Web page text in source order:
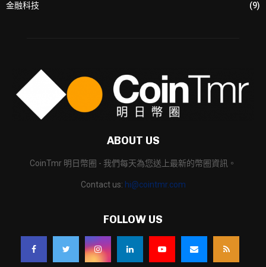
金融科技
(9)
ABOUT US
CoinTmr 明日幣圈 - 我們每天為您送上最新的幣圈資訊。
Contact us: hi@cointmr.com
FOLLOW US